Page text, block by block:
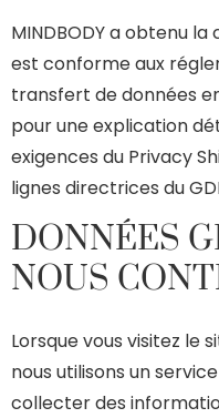
MINDBODY a obtenu
est conforme aux
transfert de données
pour une explication
exigences du Privacy
lignes directrices du
DONNÉES
NOUS
Lorsque vous visitez le
nous utilisons un
collecter des